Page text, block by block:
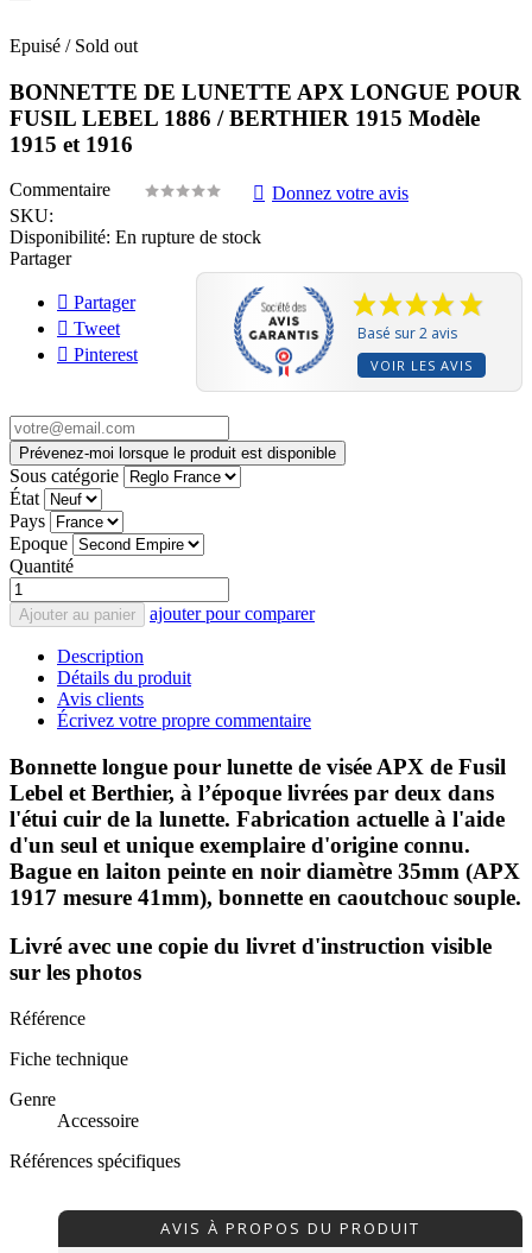
Epuisé / Sold out
BONNETTE DE LUNETTE APX LONGUE POUR
FUSIL LEBEL 1886 / BERTHIER 1915 Modèle
1915 et 1916
Commentaire
Donnez votre avis
SKU:
Disponibilité: En rupture de stock
Basé sur 2 avis
VOIR LES AVIS
Partager
Partager
Tweet
Pinterest
Prévenez-moi lorsque le produit est disponible
Sous catégorie
État
Pays
Epoque
Quantité
Ajouter au panier ajouter pour comparer
Description
Détails du produit
Avis clients
Écrivez votre propre commentaire
Bonnette longue pour lunette de visée APX de Fusil
Lebel et Berthier, à l’époque livrées par deux dans
l'étui cuir de la lunette. Fabrication actuelle à l'aide
d'un seul et unique exemplaire d'origine connu.
Bague en laiton peinte en noir diamètre 35mm (APX
1917 mesure 41mm), bonnette en caoutchouc souple.
Livré avec une copie du livret d'instruction visible
sur les photos
Référence
Fiche technique
Genre
Accessoire
Références spécifiques
AVIS À PROPOS DU PRODUIT